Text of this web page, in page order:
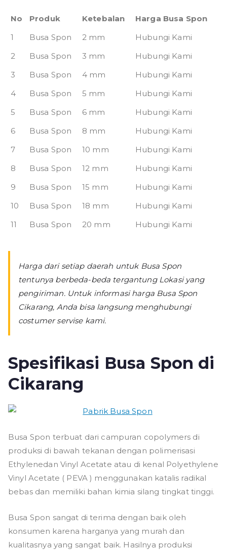
No Produk Ketebalan
Harga Busa Spon
1
Busa Spon 2 mm
Hubungi Kami
2
Busa Spon 3 mm
Hubungi Kami
3
Busa Spon 4 mm
Hubungi Kami
4
Busa Spon 5 mm
Hubungi Kami
5
Busa Spon 6 mm
Hubungi Kami
6
Busa Spon 8 mm
Hubungi Kami
7
Busa Spon 10 mm
Hubungi Kami
8
Busa Spon 12 mm
Hubungi Kami
9
Busa Spon 15 mm
Hubungi Kami
10
Busa Spon 18 mm
Hubungi Kami
11
Busa Spon 20 mm Hubungi Kami
Harga dari setiap daerah untuk Busa Spon
tentunya berbeda-beda tergantung Lokasi yang
pengiriman. Untuk informasi harga Busa Spon
Cikarang, Anda bisa langsung menghubungi
costumer servise kami.
Spesifikasi Busa Spon di
Cikarang
Busa Spon terbuat dari campuran copolymers di
produksi di bawah tekanan dengan polimerisasi
Ethylenedan Vinyl Acetate atau di kenal Polyethylene
Vinyl Acetate ( PEVA ) menggunakan katalis radikal
bebas dan memiliki bahan kimia silang tingkat tinggi.
Busa Spon sangat di terima dengan baik oleh
konsumen karena harganya yang murah dan
kualitasnya yang sangat baik. Hasilnya produksi